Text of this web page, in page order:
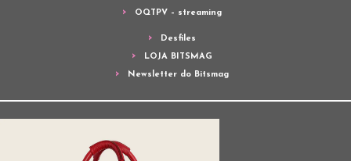
OQTPV – streaming
Desfiles
LOJA BITSMAG
Newsletter do Bitsmag